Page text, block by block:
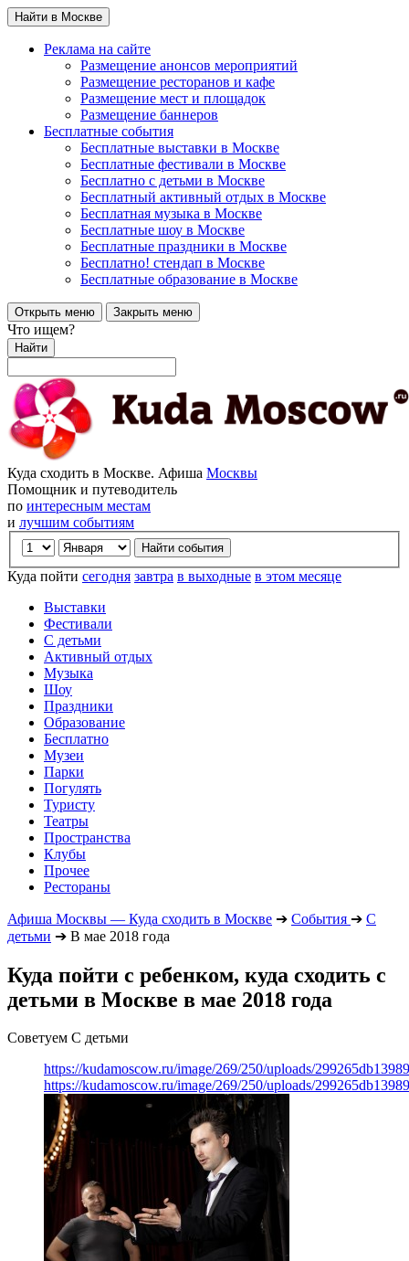
Найти в Москве
Реклама на сайте
Размещение анонсов мероприятий
Размещение ресторанов и кафе
Размещение мест и площадок
Размещение баннеров
Бесплатные события
Бесплатные выставки в Москве
Бесплатные фестивали в Москве
Бесплатно с детьми в Москве
Бесплатный активный отдых в Москве
Бесплатная музыка в Москве
Бесплатные шоу в Москве
Бесплатные праздники в Москве
Бесплатно! стендап в Москве
Бесплатные образование в Москве
Открыть меню Закрыть меню
Что ищем?
Найти
Куда сходить в Москве. Афиша Москвы
Помощник и путеводитель
по интересным местам
и лучшим событиям
Куда пойти сегодня завтра в выходные в этом месяце
Выставки
Фестивали
С детьми
Активный отдых
Музыка
Шоу
Праздники
Образование
Бесплатно
Музеи
Парки
Погулять
Туристу
Театры
Пространства
Клубы
Прочее
Рестораны
Афиша Москвы — Куда сходить в Москве ➔ События ➔ С
детьми ➔ В мае 2018 года
Куда пойти с ребенком, куда сходить с
детьми в Москве в мае 2018 года
Советуем С детьми
https://kudamoscow.ru/image/269/250/uploads/
https://kudamoscow.ru/image/269/250/uploads/